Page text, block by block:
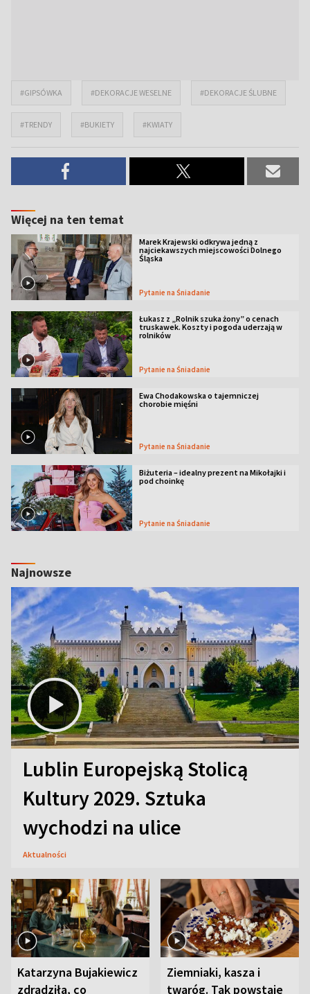
#GIPSÓWKA #DEKORACJE WESELNE #DEKORACJE ŚLUBNE
#TRENDY #BUKIETY #KWIATY
Więcej na ten temat
Marek Krajewski odkrywa jedną z
najciekawszych miejscowości Dolnego
Śląska
Pytanie na Śniadanie
Łukasz z „Rolnik szuka żony” o cenach
truskawek. Koszty i pogoda uderzają w
rolników
Pytanie na Śniadanie
Ewa Chodakowska o tajemniczej
chorobie mięśni
Pytanie na Śniadanie
Biżuteria – idealny prezent na Mikołajki i
pod choinkę
Pytanie na Śniadanie
Najnowsze
Lublin Europejską Stolicą
Kultury 2029. Sztuka
wychodzi na ulice
Aktualności
Katarzyna Bujakiewicz
zdradziła, co
Ziemniaki, kasza i
twaróg. Tak powstaje